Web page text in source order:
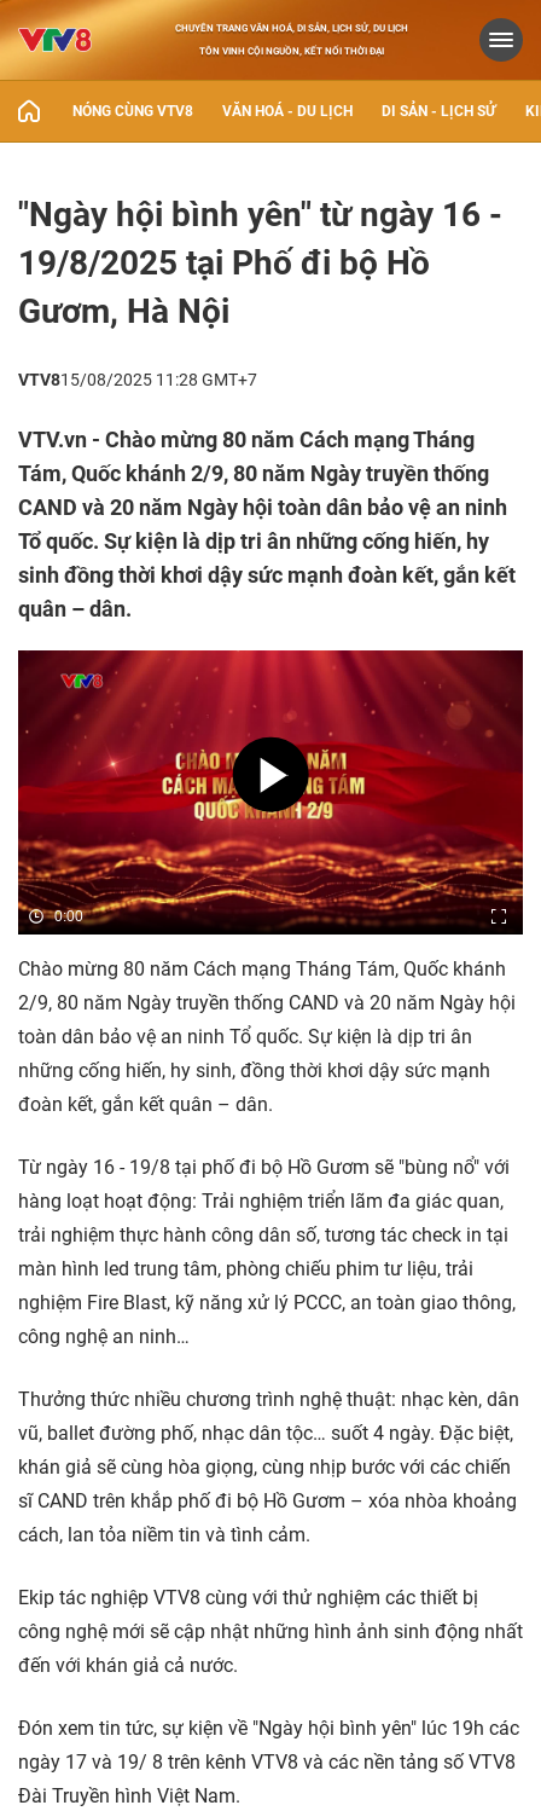
CHUYÊN TRANG VĂN HOÁ, DI SẢN, LỊCH SỬ, DU LỊCH
TÔN VINH CỘI NGUỒN, KẾT NỐI THỜI ĐẠI
NÓNG CÙNG VTV8 VĂN HOÁ - DU LỊCH DI SẢN - LỊCH SỬ
"Ngày hội bình yên" từ ngày 16 -
19/8/2025 tại Phố đi bộ Hồ
Gươm, Hà Nội
VTV815/08/2025 11:28 GMT+7
VTV.vn - Chào mừng 80 năm Cách mạng Tháng
Tám, Quốc khánh 2/9, 80 năm Ngày truyền thống
CAND và 20 năm Ngày hội toàn dân bảo vệ an ninh
Tổ quốc. Sự kiện là dịp tri ân những cống hiến, hy
sinh đồng thời khơi dậy sức mạnh đoàn kết, gắn kết
quân – dân.
0:00
Chào mừng 80 năm Cách mạng Tháng Tám, Quốc khánh
2/9, 80 năm Ngày truyền thống CAND và 20 năm Ngày hội
toàn dân bảo vệ an ninh Tổ quốc. Sự kiện là dịp tri ân
những cống hiến, hy sinh, đồng thời khơi dậy sức mạnh
đoàn kết, gắn kết quân – dân.
Từ ngày 16 - 19/8 tại phố đi bộ Hồ Gươm sẽ "bùng nổ" với
hàng loạt hoạt động: Trải nghiệm triển lãm đa giác quan,
trải nghiệm thực hành công dân số, tương tác check in tại
màn hình led trung tâm, phòng chiếu phim tư liệu, trải
nghiệm Fire Blast, kỹ năng xử lý PCCC, an toàn giao thông,
công nghệ an ninh…
Thưởng thức nhiều chương trình nghệ thuật: nhạc kèn, dân
vũ, ballet đường phố, nhạc dân tộc… suốt 4 ngày. Đặc biệt,
khán giả sẽ cùng hòa giọng, cùng nhịp bước với các chiến
sĩ CAND trên khắp phố đi bộ Hồ Gươm – xóa nhòa khoảng
cách, lan tỏa niềm tin và tình cảm.
Ekip tác nghiệp VTV8 cùng với thử nghiệm các thiết bị
công nghệ mới sẽ cập nhật những hình ảnh sinh động nhất
đến với khán giả cả nước.
Đón xem tin tức, sự kiện về "Ngày hội bình yên" lúc 19h các
ngày 17 và 19/ 8 trên kênh VTV8 và các nền tảng số VTV8
Đài Truyền hình Việt Nam.